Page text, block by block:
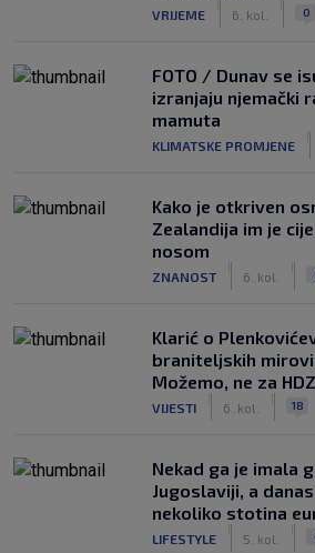
VRIJEME 6. kol. 0
FOTO / Dunav se
izranjaju njemački
mamuta
KLIMATSKE PROMJENE
Kako je otkriven
Zealandija im je
nosom
ZNANOST 6. kol.
Klarić o
braniteljskih
Možemo, ne za HDZ
VIJESTI 6. kol. 18
Nekad ga je imala
Jugoslaviji, a
nekoliko stotina
LIFESTYLE 5. kol.